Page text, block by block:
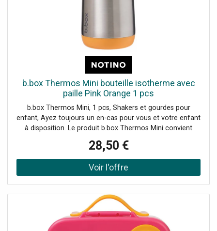
b.box Thermos Mini bouteille isotherme avec
paille Pink Orange 1 pcs
b.box Thermos Mini, 1 pcs, Shakers et gourdes pour
enfant, Ayez toujours un en-cas pour vous et votre enfant
à disposition. Le produit b.box Thermos Mini convient
distingue par son côté pratique et il deviendra bientôt un
accessoire indispensable pour tous les parents. Le produit
: convient à la nourriture chaude ou froide taille compacte
28,50 €